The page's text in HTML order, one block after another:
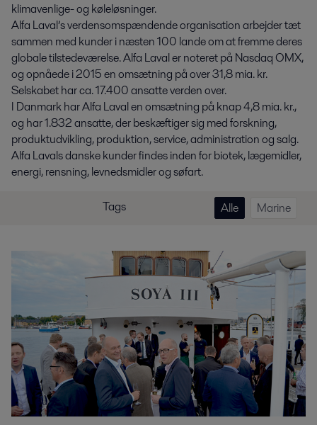
klimavenlige- og køleløsninger.
Alfa Laval’s verdensomspændende organisation arbejder tæt
sammen med kunder i næsten 100 lande om at fremme deres
globale tilstedeværelse. Alfa Laval er noteret på Nasdaq OMX,
og opnåede i 2015 en omsætning på over 31,8 mia. kr.
Selskabet har ca. 17.400 ansatte verden over.
I Danmark har Alfa Laval en omsætning på knap 4,8 mia. kr.,
og har 1.832 ansatte, der beskæftiger sig med forskning,
produktudvikling, produktion, service, administration og salg.
Alfa Lavals danske kunder findes inden for biotek, lægemidler,
energi, rensning, levnedsmidler og søfart.
Tags Alle Marine